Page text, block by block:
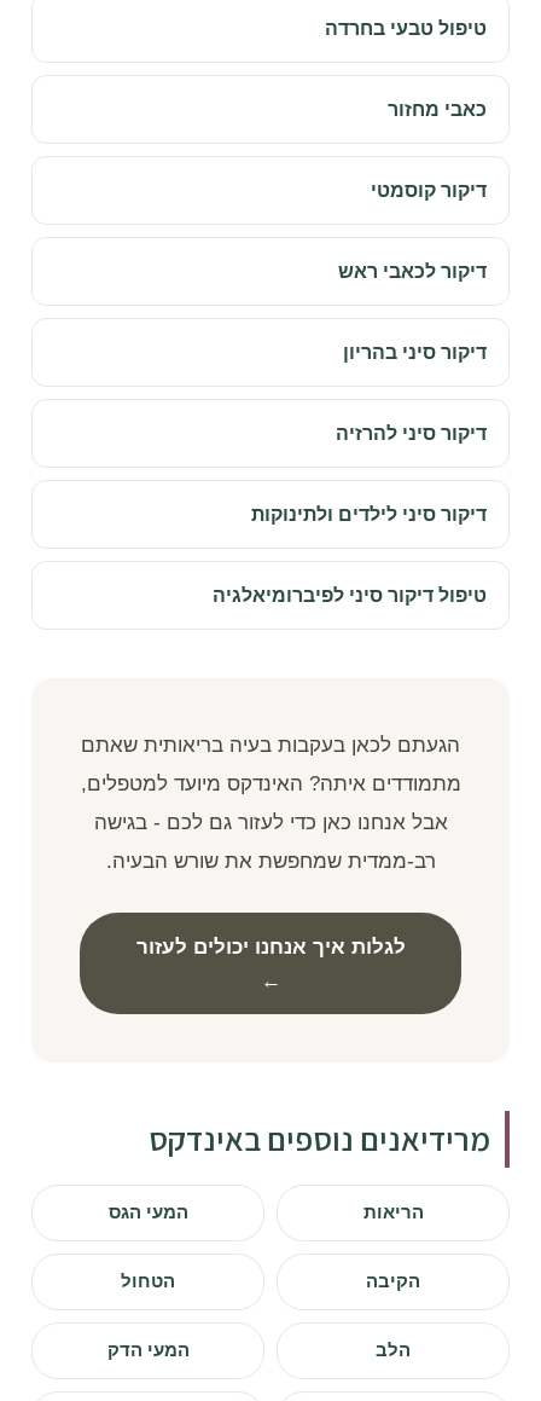
טיפול טבעי בחרדה
כאבי מחזור
דיקור קוסמטי
דיקור לכאבי ראש
דיקור סיני בהריון
דיקור סיני להרזיה
דיקור סיני לילדים ולתינוקות
טיפול דיקור סיני לפיברומיאלגיה
הגעתם לכאן בעקבות בעיה בריאותית שאתם
מתמודדים איתה? האינדקס מיועד למטפלים,
אבל אנחנו כאן כדי לעזור גם לכם - בגישה
רב-ממדית שמחפשת את שורש הבעיה.
לגלות איך אנחנו יכולים לעזור
←
מרידיאנים נוספים באינדקס
הריאות המעי הגס
הקיבה הטחול
הלב המעי הדק